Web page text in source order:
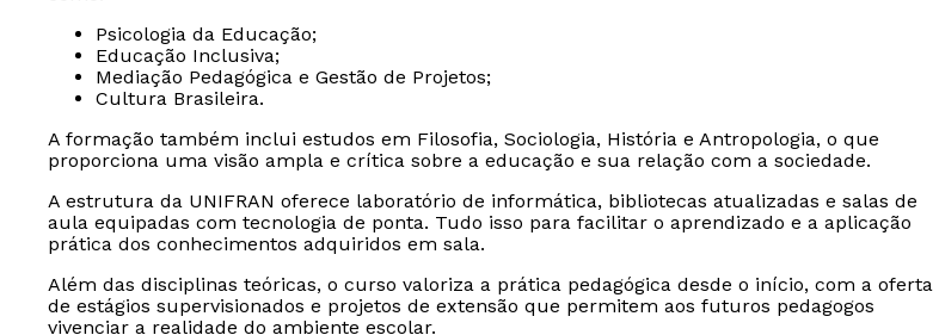
Psicologia da Educação;
Educação Inclusiva;
Mediação Pedagógica e Gestão de Projetos;
Cultura Brasileira.
A formação também inclui estudos em Filosofia, Sociologia, História e Antropologia, o que
proporciona uma visão ampla e crítica sobre a educação e sua relação com a sociedade.
A estrutura da UNIFRAN oferece laboratório de informática, bibliotecas atualizadas e salas de
aula equipadas com tecnologia de ponta. Tudo isso para facilitar o aprendizado e a aplicação
prática dos conhecimentos adquiridos em sala.
Além das disciplinas teóricas, o curso valoriza a prática pedagógica desde o início, com a oferta
de estágios supervisionados e projetos de extensão que permitem aos futuros pedagogos
vivenciar a realidade do ambiente escolar.